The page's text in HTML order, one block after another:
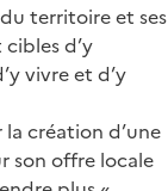
territoire et ses
d’y
vivre et d’y
la création d’une
son offre locale